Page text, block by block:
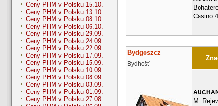
Ceny PHM v Poľsku 15.10.
Ceny PHM v Poľsku 13.10.
Ceny PHM v Poľsku 08.10.
Ceny PHM v Poľsku 06.10.
Ceny PHM v Poľsku 29.09.
Ceny PHM v Poľsku 24.09.
Ceny PHM v Poľsku 22.09.
Ceny PHM v Poľsku 17.09.
Ceny PHM v Poľsku 15.09.
Ceny PHM v Poľsku 10.09.
Ceny PHM v Poľsku 08.09.
Ceny PHM v Poľsku 03.09.
Ceny PHM v Poľsku 01.09.
Ceny PHM v Poľsku 27.08.
Casino
Bydgoszcz
Bydhošť
M.